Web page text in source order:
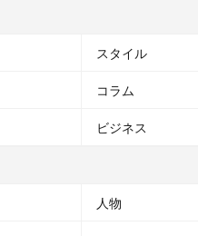
スタイル
コラム
ビジネス
人物